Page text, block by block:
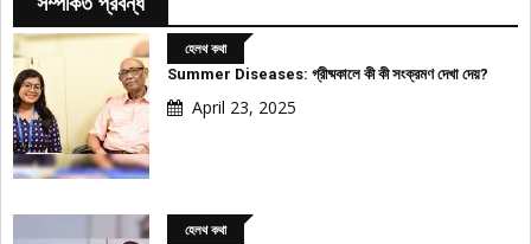
হেলথ কথা
Summer Diseases: গ্রীষ্মকালে কী কী সংক্রমণ দেখা দেয়?
April 23, 2025
হেলথ কথা